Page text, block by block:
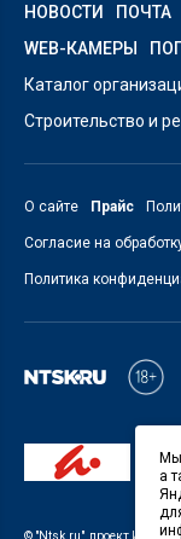
НОВОСТИ ПОЧТА
WEB-КАМЕРЫ
Каталог
Строительство и
О сайте Прайс
Согласие на
Политика
© "Ntsk.ru" , проект ИП
а